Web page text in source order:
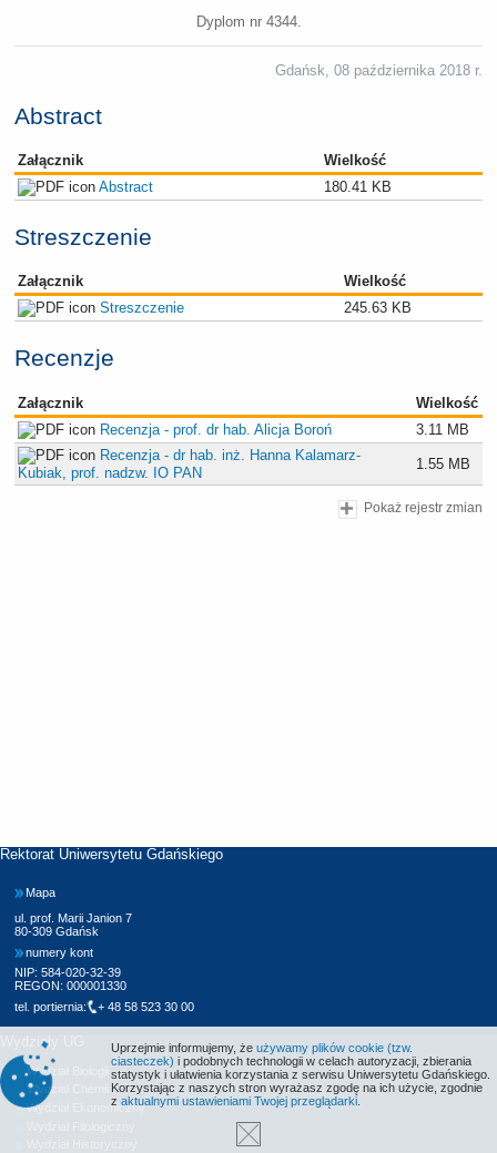
Dyplom nr 4344.
Gdańsk, 08 października 2018 r.
Abstract
Załącznik
Wielkość
Abstract
180.41 KB
Streszczenie
Załącznik
Wielkość
Streszczenie
245.63 KB
Recenzje
Załącznik
Wielkość
Recenzja - prof. dr hab. Alicja Boroń
3.11 MB
Recenzja - dr hab. inż. Hanna Kalamarz-
Kubiak, prof. nadzw. IO PAN
1.55 MB
Pokaż rejestr zmian
Rektorat Uniwersytetu Gdańskiego
Mapa
ul. prof. Marii Janion 7
80-309 Gdańsk
numery kont
NIP: 584-020-32-39
REGON: 000001330
tel. portiernia:
+ 48 58 523 30 00
Wydziały UG
Wydział Biologii
Wydział Chemii
Wydział Ekonomiczny
Uprzejmie informujemy, że używamy plików cookie (tzw.
ciasteczek) i podobnych technologii w celach autoryzacji, zbierania
statystyk i ułatwienia korzystania z serwisu Uniwersytetu Gdańskiego.
Korzystając z naszych stron wyrażasz zgodę na ich użycie, zgodnie
z aktualnymi ustawieniami Twojej przeglądarki